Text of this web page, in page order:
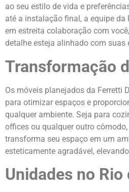
ao seu estilo de vida e
até a instalação final, a equipe da
em estreita colaboração com
detalhe esteja alinhado com suas
Transformação
Os móveis planejados da Ferretti
para otimizar espaços e
qualquer ambiente. Seja para
offices ou qualquer outro
transforma seu espaço em um
esteticamente agradável,
Unidades no